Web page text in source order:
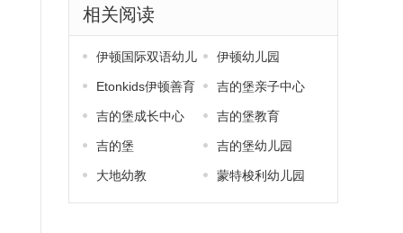
相关阅读
伊顿国际双语幼儿
伊顿幼儿园
Etonkids伊顿善育 吉的堡亲子中心
吉的堡成长中心 吉的堡教育
吉的堡 吉的堡幼儿园
大地幼教 蒙特梭利幼儿园